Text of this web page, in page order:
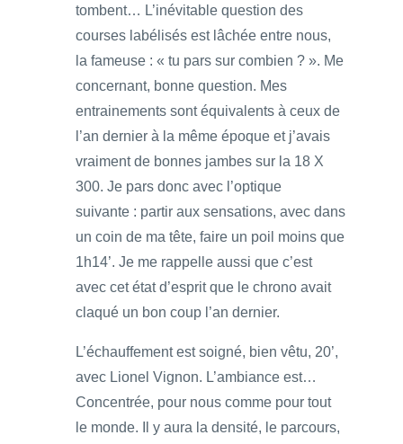
tombent… L’inévitable question des
courses labélisés est lâchée entre nous,
la fameuse : « tu pars sur combien ? ». Me
concernant, bonne question. Mes
entrainements sont équivalents à ceux de
l’an dernier à la même époque et j’avais
vraiment de bonnes jambes sur la 18 X
300. Je pars donc avec l’optique
suivante : partir aux sensations, avec dans
un coin de ma tête, faire un poil moins que
1h14’. Je me rappelle aussi que c’est
avec cet état d’esprit que le chrono avait
claqué un bon coup l’an dernier.
L’échauffement est soigné, bien vêtu, 20’,
avec Lionel Vignon. L’ambiance est…
Concentrée, pour nous comme pour tout
le monde. Il y aura la densité, le parcours,